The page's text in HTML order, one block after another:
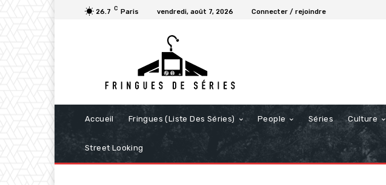
26.7 C Paris vendredi, août 7, 2026 Connecter / rejoindre
Accueil Fringues (Liste Des Séries) People Séries Culture
Street Looking